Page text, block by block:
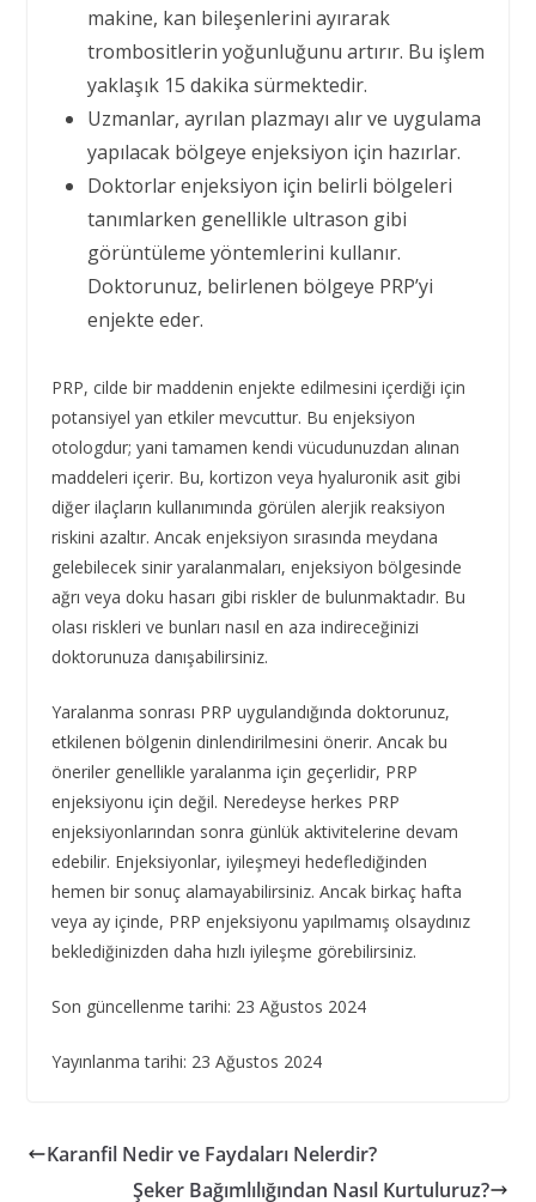
makine, kan bileşenlerini ayırarak
trombositlerin yoğunluğunu artırır. Bu işlem
yaklaşık 15 dakika sürmektedir.
Uzmanlar, ayrılan plazmayı alır ve uygulama
yapılacak bölgeye enjeksiyon için hazırlar.
Doktorlar enjeksiyon için belirli bölgeleri
tanımlarken genellikle ultrason gibi
görüntüleme yöntemlerini kullanır.
Doktorunuz, belirlenen bölgeye PRP’yi
enjekte eder.
PRP, cilde bir maddenin enjekte edilmesini içerdiği için
potansiyel yan etkiler mevcuttur. Bu enjeksiyon
otologdur; yani tamamen kendi vücudunuzdan alınan
maddeleri içerir. Bu, kortizon veya hyaluronik asit gibi
diğer ilaçların kullanımında görülen alerjik reaksiyon
riskini azaltır. Ancak enjeksiyon sırasında meydana
gelebilecek sinir yaralanmaları, enjeksiyon bölgesinde
ağrı veya doku hasarı gibi riskler de bulunmaktadır. Bu
olası riskleri ve bunları nasıl en aza indireceğinizi
doktorunuza danışabilirsiniz.
Yaralanma sonrası PRP uygulandığında doktorunuz,
etkilenen bölgenin dinlendirilmesini önerir. Ancak bu
öneriler genellikle yaralanma için geçerlidir, PRP
enjeksiyonu için değil. Neredeyse herkes PRP
enjeksiyonlarından sonra günlük aktivitelerine devam
edebilir. Enjeksiyonlar, iyileşmeyi hedeflediğinden
hemen bir sonuç alamayabilirsiniz. Ancak birkaç hafta
veya ay içinde, PRP enjeksiyonu yapılmamış olsaydınız
beklediğinizden daha hızlı iyileşme görebilirsiniz.
Son güncellenme tarihi: 23 Ağustos 2024
Yayınlanma tarihi: 23 Ağustos 2024
Karanfil Nedir ve Faydaları Nelerdir?
Şeker Bağımlılığından Nasıl Kurtuluruz?